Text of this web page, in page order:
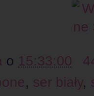
o 15:33:00
, ser biały,